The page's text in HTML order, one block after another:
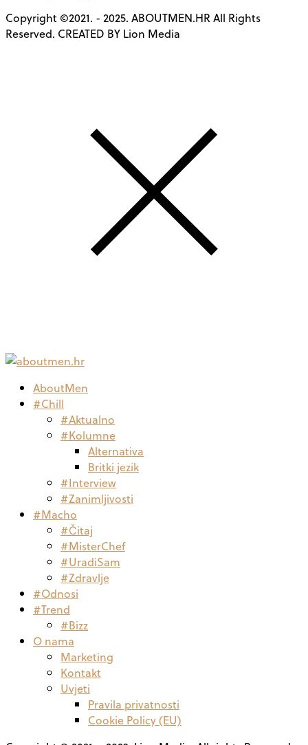
Copyright ©2021. - 2025. ABOUTMEN.HR All Rights
Reserved. CREATED BY Lion Media
AboutMen
#Chill
#Aktualno
#Kolumne
Alternativa
Britki jezik
#Interview
#Zanimljivosti
#Macho
#Čitaj
#MisterChef
#UradiSam
#Zdravlje
#Odnosi
#Trend
#Bizz
O nama
Marketing
Kontakt
Uvjeti
Pravila privatnosti
Cookie Policy (EU)